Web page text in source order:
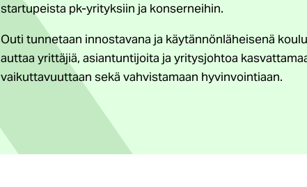
startupeista pk-yrityksiin ja konserneihin.
Outi tunnetaan innostavana ja käytännönläheisenä
auttaa yrittäjiä, asiantuntijoita ja yritysjohtoa
vaikuttavuuttaan sekä vahvistamaan hyvinvointiaan.